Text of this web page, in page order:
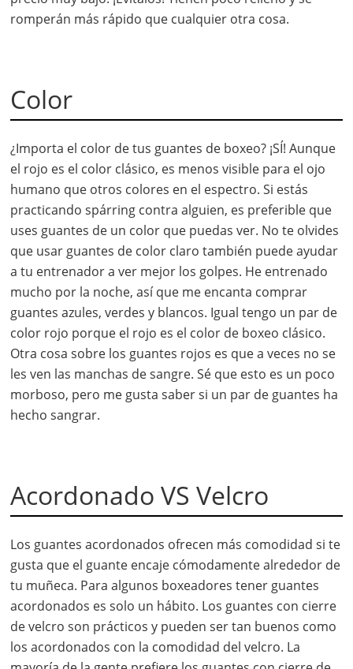
romperán más rápido que cualquier otra cosa.
Color
¿Importa el color de tus guantes de boxeo? ¡SÍ! Aunque
el rojo es el color clásico, es menos visible para el ojo
humano que otros colores en el espectro. Si estás
practicando spárring contra alguien, es preferible que
uses guantes de un color que puedas ver. No te olvides
que usar guantes de color claro también puede ayudar
a tu entrenador a ver mejor los golpes. He entrenado
mucho por la noche, así que me encanta comprar
guantes azules, verdes y blancos. Igual tengo un par de
color rojo porque el rojo es el color de boxeo clásico.
Otra cosa sobre los guantes rojos es que a veces no se
les ven las manchas de sangre. Sé que esto es un poco
morboso, pero me gusta saber si un par de guantes ha
hecho sangrar.
Acordonado VS Velcro
Los guantes acordonados ofrecen más comodidad si te
gusta que el guante encaje cómodamente alrededor de
tu muñeca. Para algunos boxeadores tener guantes
acordonados es solo un hábito. Los guantes con cierre
de velcro son prácticos y pueden ser tan buenos como
los acordonados con la comodidad del velcro. La